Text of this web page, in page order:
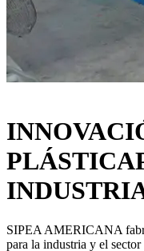
PLÁSTICA
SIPEA AMERICANA
para la industria y el